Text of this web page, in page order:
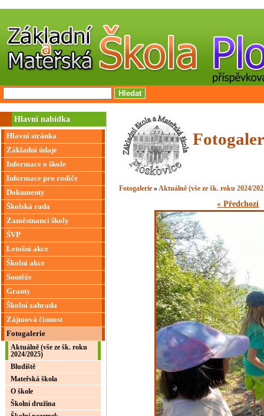
Hlavní nabídka
Hlavní stránka
Základní údaje
Informace o škole
Informace pro rodiče
Dokumenty
Školská rada
Zaměstnanci školy
ŠVP
Letošní akce
Školní akce
Soutěže
Granty
Školní zahrada
Zájmová činnost
Fotogalerie
Aktuálně (vše ze šk. roku
2024/2025)
Bludiště
Mateřská škola
O škole
Školní družina
Fotogalerie »Aktuálně (vše ze šk. roku 2024/
« Předchozí